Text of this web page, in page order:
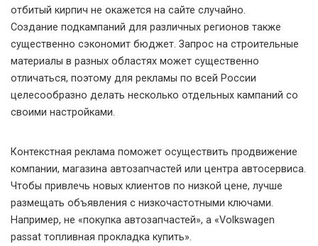
отбитый кирпич не окажется на сайте случайно.
Создание подкампаний для различных регионов также
существенно сэкономит бюджет. Запрос на строительные
материалы в разных областях может существенно
отличаться, поэтому для рекламы по всей России
целесообразно делать несколько отдельных кампаний со
своими настройками.
Контекстная реклама поможет осуществить продвижение
компании, магазина автозапчастей или центра автосервиса.
Чтобы привлечь новых клиентов по низкой цене, лучше
размещать объявления с низкочастотными ключами.
Например, не «покупка автозапчастей», а «Volkswagen
passat топливная прокладка купить».